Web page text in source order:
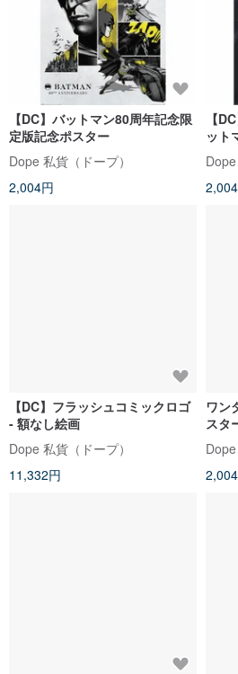
【DC】バットマン80周年記念限
定版記念ポスター
Dope 私貨（ドープ）
2,004円
【
ット
ポス
Dope
【DC】フラッシュコミックロゴ
- 額なし絵画
Dope 私貨（ドープ）
11,332円
ワン
スタ
Dope